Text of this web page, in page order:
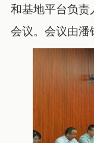
和基地平台负责
会议。会议由潘